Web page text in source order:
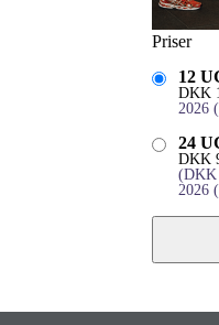
Priser
12
DKK
2026 (
24
DKK
(DKK
2026 (